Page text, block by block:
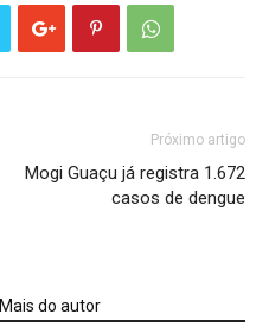
Próximo artigo
Mogi Guaçu já registra 1.672
casos de dengue
Mais do autor